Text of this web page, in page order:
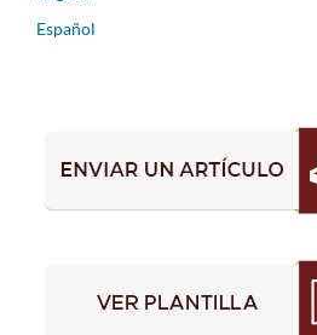
Español